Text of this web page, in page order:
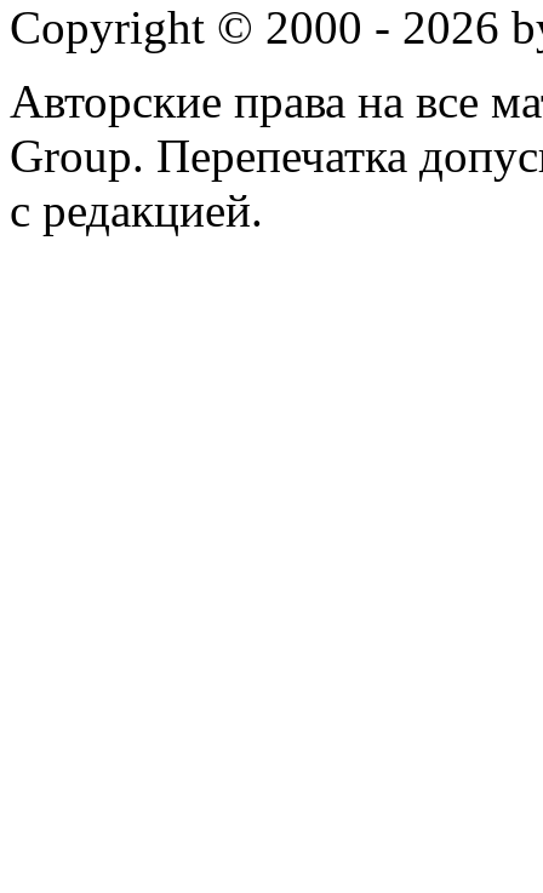
Copyright © 2000 - 2026
Авторские права на все
Group. Перепечатка
с редакцией.